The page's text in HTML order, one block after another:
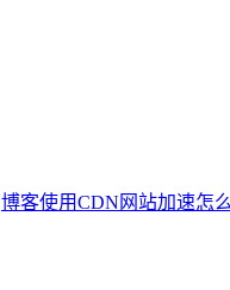
博客使用CDN网站加速怎